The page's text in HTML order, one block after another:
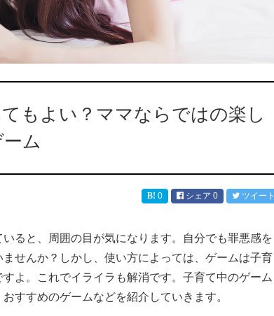
もよい？ママならではの楽し
ム
0 シェア 0 ツイート
ると、周囲の目が気になります。自分でも罪悪感を
せんか？しかし、使い方によっては、ゲームは子育
よ。これでイライラも解消です。子育て中のゲーム
すすめのゲームなどを紹介していきます。